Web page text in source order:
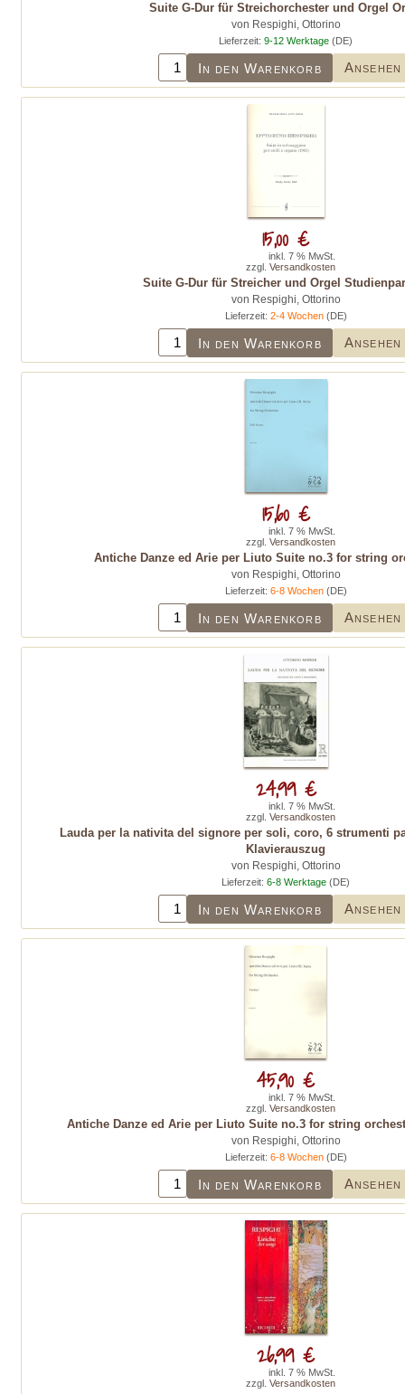
Suite G-Dur für Streichorchester und Orgel
von Respighi, Ottorino
Lieferzeit: 9-12 Werktage (DE)
In den Warenkorb Ansehen
Suite G-Dur für Streicher und Orgel
von Respighi, Ottorino
Lieferzeit: 2-4 Wochen(DE)
In den Warenkorb Ansehen
15,00 €
inkl. 7 % MwSt.
zzgl. Versandkosten
Antiche Danze ed Arie per Liuto Suite no.3 for string
von Respighi, Ottorino
Lieferzeit: 6-8 Wochen(DE)
In den Warenkorb Ansehen
15,60 €
inkl. 7 % MwSt.
zzgl. Versandkosten
Lauda per la nativita del signore per soli, coro, 6 strumenti
Klavierauszug
von Respighi, Ottorino
Lieferzeit: 6-8 Werktage (DE)
In den Warenkorb Ansehen
24,99 €
inkl. 7 % MwSt.
zzgl. Versandkosten
Antiche Danze ed Arie per Liuto Suite no.3 for string
von Respighi, Ottorino
Lieferzeit: 6-8 Wochen(DE)
In den Warenkorb Ansehen
45,90 €
inkl. 7 % MwSt.
zzgl. Versandkosten
26,99 €
inkl. 7 % MwSt.
zzgl. Versandkosten